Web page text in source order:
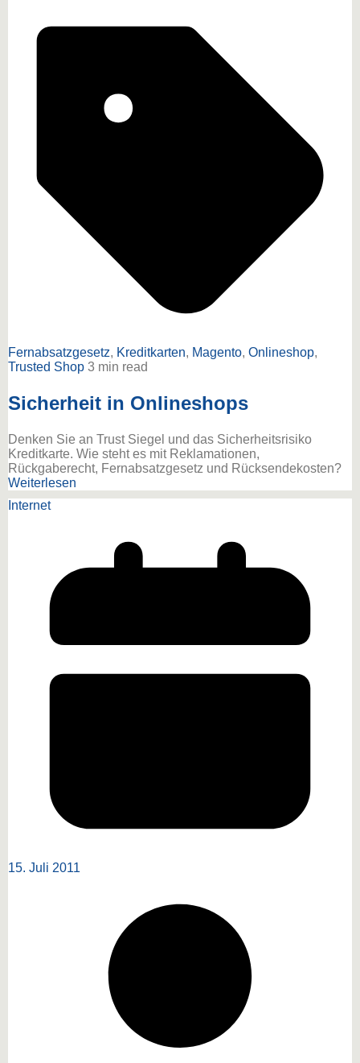
Fernabsatzgesetz, Kreditkarten, Magento, Onlineshop,
Trusted Shop 3 min read
Sicherheit in Onlineshops
Denken Sie an Trust Siegel und das Sicherheitsrisiko
Kreditkarte. Wie steht es mit Reklamationen,
Rückgaberecht, Fernabsatzgesetz und Rücksendekosten?
Weiterlesen
Internet
15. Juli 2011